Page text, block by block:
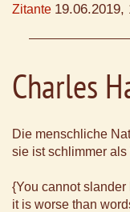
Zitante 19.06.2019,
Charles
Die menschliche
sie ist schlimmer
{You cannot slander
it is worse than